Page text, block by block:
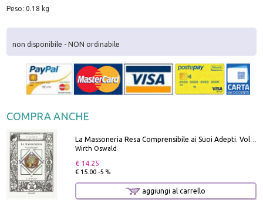
Peso: 0.18 kg
non disponibile - NON ordinabile
COMPRA ANCHE
La Massoneria Resa Comprensibile ai Suoi Adepti. Vol. 3: il Maestro.
Wirth Oswald
€ 14.25
€ 15.00 -5 %
aggiungi al carrello